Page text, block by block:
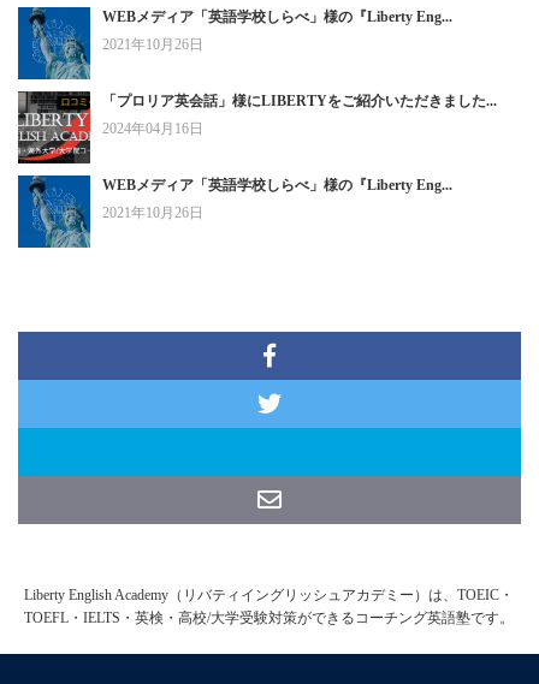
WEBメディア「英語学校しらべ」様の『Liberty Eng...
2021年10月26日
「プロリア英会話」様にLIBERTYをご紹介いただきました...
2024年04月16日
WEBメディア「英語学校しらべ」様の『Liberty Eng...
2021年10月26日
Liberty English Academy（リバティイングリッシュアカデミー）は、TOEIC・
TOEFL・IELTS・英検・高校/大学受験対策ができるコーチング英語塾です。